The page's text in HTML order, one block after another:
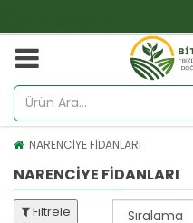
NARENCİYE FİDANLARI
NARENCİYE FİDANLARI
Filtrele